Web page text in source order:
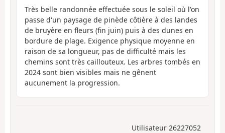
Très belle randonnée effectuée sous le soleil où l'on
passe d'un paysage de pinède côtière à des landes
de bruyère en fleurs (fin juin) puis à des dunes en
bordure de plage. Exigence physique moyenne en
raison de sa longueur, pas de difficulté mais les
chemins sont très caillouteux. Les arbres tombés en
2024 sont bien visibles mais ne gênent
aucunement la progression.
Utilisateur 26227052